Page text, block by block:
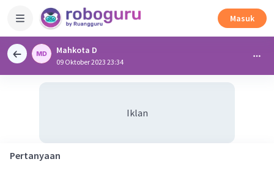
Masuk
Mahkota D
09 Oktober 2023 23:34
Iklan
Pertanyaan